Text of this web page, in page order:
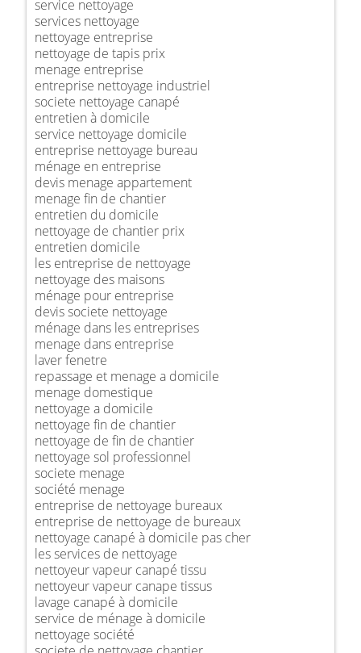
service nettoyage
services nettoyage
nettoyage entreprise
nettoyage de tapis prix
menage entreprise
entreprise nettoyage industriel
societe nettoyage canapé
entretien à domicile
service nettoyage domicile
entreprise nettoyage bureau
ménage en entreprise
devis menage appartement
menage fin de chantier
entretien du domicile
nettoyage de chantier prix
entretien domicile
les entreprise de nettoyage
nettoyage des maisons
ménage pour entreprise
devis societe nettoyage
ménage dans les entreprises
menage dans entreprise
laver fenetre
repassage et menage a domicile
menage domestique
nettoyage a domicile
nettoyage fin de chantier
nettoyage de fin de chantier
nettoyage sol professionnel
societe menage
société menage
entreprise de nettoyage bureaux
entreprise de nettoyage de bureaux
nettoyage canapé à domicile pas cher
les services de nettoyage
nettoyeur vapeur canapé tissu
nettoyeur vapeur canape tissus
lavage canapé à domicile
service de ménage à domicile
nettoyage société